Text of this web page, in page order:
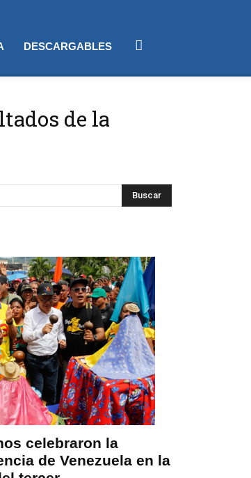
DESCARGABLES
de la
celebraron la
de Venezuela en la